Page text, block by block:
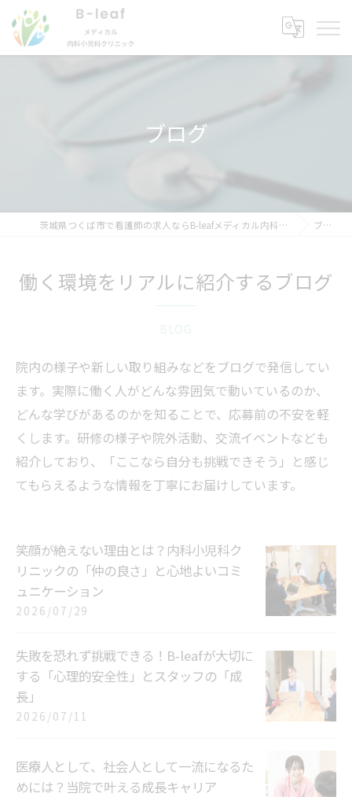
ブログ
茨城県つくば市で看護師の求人ならB-leafメディカル内科小児科クリニック ブログ
働く環境をリアルに紹介するブログ
BLOG
院内の様子や新しい取り組みなどをブログで発信してい
ます。実際に働く人がどんな雰囲気で動いているのか、
どんな学びがあるのかを知ることで、応募前の不安を軽
くします。研修の様子や院外活動、交流イベントなども
紹介しており、「ここなら自分も挑戦できそう」と感じ
てもらえるような情報を丁寧にお届けしています。
笑顔が絶えない理由とは？内科小児科ク
リニックの「仲の良さ」と心地よいコミ
ュニケーション
2026/07/29
失敗を恐れず挑戦できる！B-leafが大切に
する「心理的安全性」とスタッフの「成
長」
2026/07/11
医療人として、社会人として一流になるた
めには？当院で叶える成長キャリア